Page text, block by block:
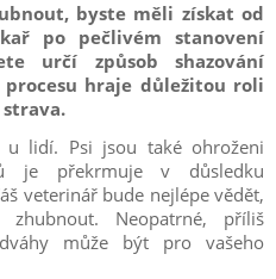
byste měli získat od
po pečlivém stanovení
určí způsob shazování
hraje důležitou roli
lidí. Psi jsou také ohroženi
je překrmuje v důsledku
veterinář bude nejlépe vědět,
Neopatrné, příliš
může být pro vašeho